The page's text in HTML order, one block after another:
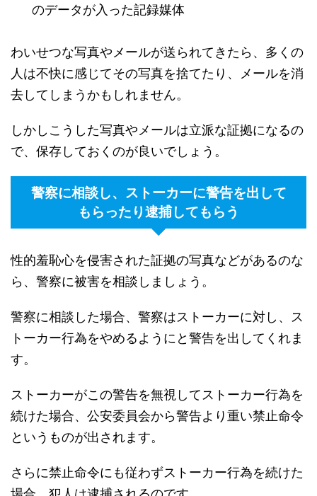
のデータが入った記録媒体
わいせつな写真やメールが送られてきたら、多くの
人は不快に感じてその写真を捨てたり、メールを消
去してしまうかもしれません。
しかしこうした写真やメールは立派な証拠になるの
で、保存しておくのが良いでしょう。
警察に相談し、ストーカーに警告を出して
もらったり逮捕してもらう
性的羞恥心を侵害された証拠の写真などがあるのな
ら、警察に被害を相談しましょう。
警察に相談した場合、警察はストーカーに対し、ス
トーカー行為をやめるようにと警告を出してくれま
す。
ストーカーがこの警告を無視してストーカー行為を
続けた場合、公安委員会から警告より重い禁止命令
というものが出されます。
さらに禁止命令にも従わずストーカー行為を続けた